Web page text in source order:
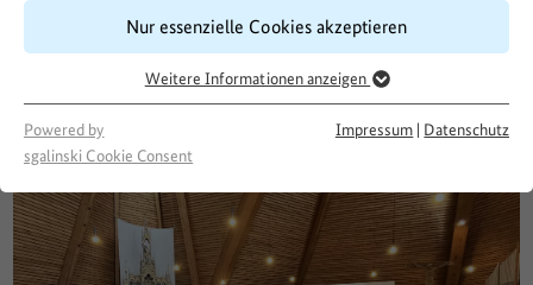
Nur essenzielle Cookies akzeptieren
Weitere Informationen anzeigen
Powered by
sgalinski Cookie Consent
Impressum | Datenschutz
Thema:
Engagement und Ehrenamt